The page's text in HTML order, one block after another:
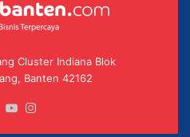
Cluster Indiana Blok
Banten 42162
Facebook
YouTube